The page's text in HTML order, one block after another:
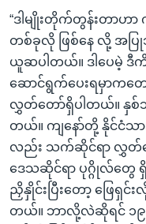
“ဒါမျိုးတိုက်တွန်းတာဟ
တစ်ခုလို ဖြစ်နေ လို့ အပ
ယူဆပါတယ်။ ဒါပေမဲ့ ဒီ
ဆောင်ရွက်ပေးရမှာကတေ
လွှတ်တော်ရှိပါတယ်။ နှစ်ဘ
တယ်။ ကျနော်တို့ နိုင်ငံသ
လည်း သက်ဆိုင်ရာ လွှတ်
ဒေသဆိုင်ရာ ပုဂ္ဂိုလ်တွေ
ညှိနှိုင်းပြီးတော့ ဖြေရှ
တယ်။ ဘာလို့လဲဆိုရင် ၁၉